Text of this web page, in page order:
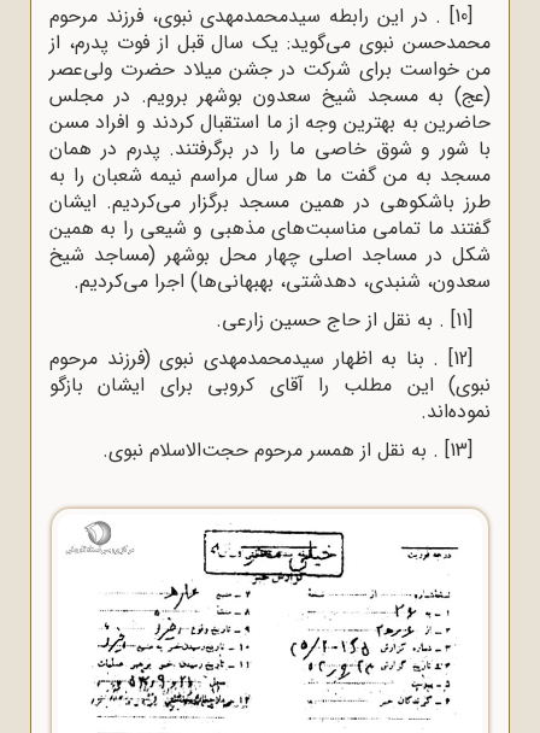
[10] . در این رابطه سیدمحمدمهدی نبوی، فرزند مرحوم
محمدحسن نبوی می‌گوید: یک سال قبل از فوت پدرم، از
من خواست برای شرکت در جشن میلاد حضرت ولی‌عصر
(عج) به مسجد شیخ سعدون بوشهر برویم. در مجلس
حاضرین به بهترین وجه از ما استقبال کردند و افراد مسن
با شور و شوق خاصی ما را در برگرفتند. پدرم در همان
مسجد به من گفت ما هر سال مراسم نیمه شعبان را به
طرز باشکوهی در همین مسجد برگزار می‌کردیم. ایشان
گفتند ما تمامی مناسبت‌های مذهبی و شیعی را به همین
شکل در مساجد اصلی چهار محل بوشهر (مساجد شیخ
سعدون، شنبدی، دهدشتی، بهبهانی‌ها) اجرا می‌کردیم.
[11] . به نقل از حاج حسین زارعی.
[12] . بنا به اظهار سیدمحمدمهدی نبوی (فرزند مرحوم
نبوی) این مطلب را آقای کروبی برای ایشان بازگو
نموده‌اند.
[13] . به نقل از همسر مرحوم حجت‌الاسلام نبوی.